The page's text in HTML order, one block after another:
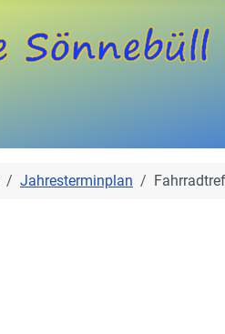
Jahresterminplan